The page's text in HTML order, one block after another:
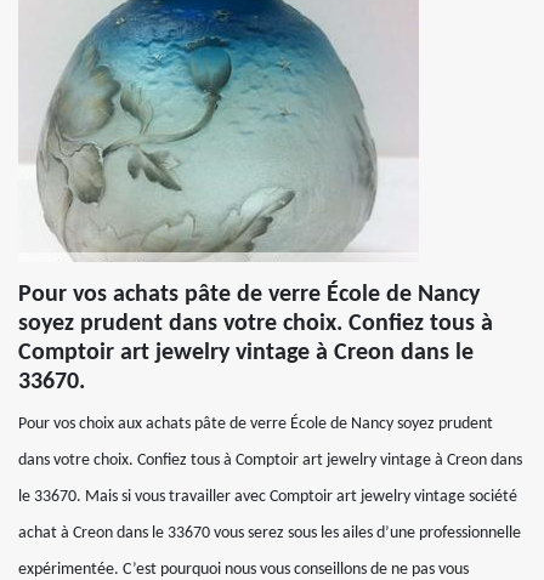
Pour vos achats pâte de verre École de Nancy
soyez prudent dans votre choix. Confiez tous à
Comptoir art jewelry vintage à Creon dans le
33670.
Pour vos choix aux achats pâte de verre École de Nancy soyez prudent
dans votre choix. Confiez tous à Comptoir art jewelry vintage à Creon dans
le 33670. Mais si vous travailler avec Comptoir art jewelry vintage société
achat à Creon dans le 33670 vous serez sous les ailes d’une professionnelle
expérimentée. C’est pourquoi nous vous conseillons de ne pas vous